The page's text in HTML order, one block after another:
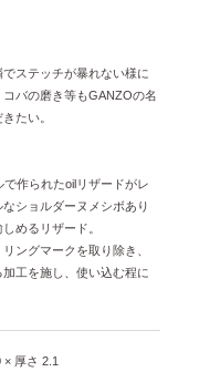
ステッチが暴れない様に
バの磨き等もGANZOの名
たい。
作られたoilリザードがレ
ショルダーヌメシボあり
めるリザード。
ングマークを取り除き、
工を施し、使い込む程に
× 厚さ 2.1